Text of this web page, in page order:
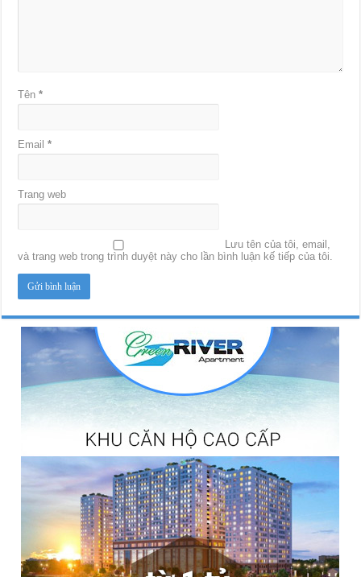
Tên*
Email*
Trang web
Lưu tên của tôi, email,
và trang web trong trình duyệt này cho lần bình luận kế tiếp của tôi.